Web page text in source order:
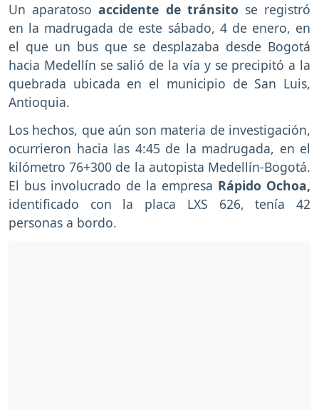
Un aparatosoaccidente de tránsito se registró
en la madrugada de este sábado, 4 de enero, en
el que un bus que se desplazaba desde Bogotá
hacia Medellín se salió de la vía y se precipitó a la
quebrada ubicada en el municipio de San Luis,
Antioquia.
Los hechos, que aún son materia de investigación,
ocurrieron hacia las 4:45 de la madrugada, en el
kilómetro 76+300 de la autopista Medellín-Bogotá.
El bus involucrado de la empresa Rápido Ochoa,
identificado con la placa LXS 626, tenía 42
personas a bordo.